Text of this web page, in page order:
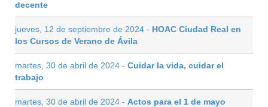
decente
jueves, 12 de septiembre de 2024 - HOAC Ciudad Real en
los Cursos de Verano de Ávila
martes, 30 de abril de 2024 - Cuidar la vida, cuidar el
trabajo
martes, 30 de abril de 2024 - Actos para el 1 de mayo